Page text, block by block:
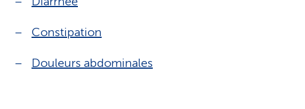
Constipation
Douleurs abdominales